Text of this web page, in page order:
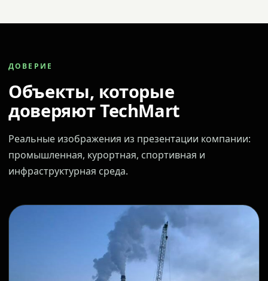
ДОВЕРИЕ
Объекты, которые
доверяют TechMart
Реальные изображения из презентации компании:
промышленная, курортная, спортивная и
инфраструктурная среда.